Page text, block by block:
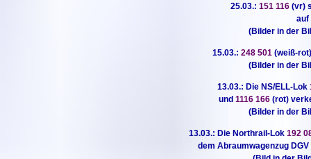
25.03.:151 116(vr)
auf
(Bilder in der
15.03.: 248 501(weiß-
(Bilder in der
13.03.: Die NS/ELL-Lok
und 1116 166 (rot)
(Bilder in der
13.03.: Die Northrail-Lok 192
dem Abraumwagenzug